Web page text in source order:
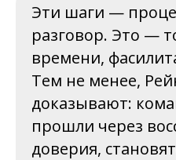
Эти шаги —
разговор. Это —
времени,
Тем не менее,
доказывают:
прошли через
доверия,